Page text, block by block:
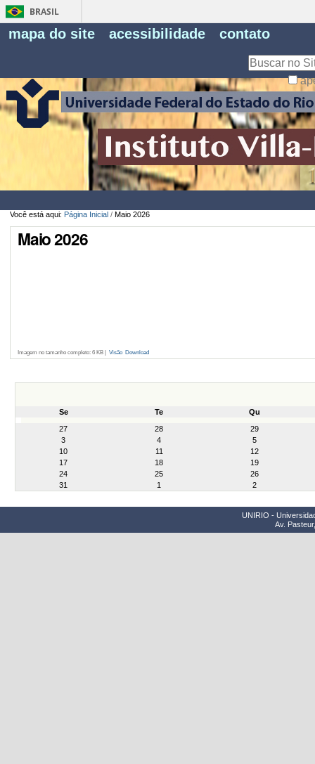
BRASIL
mapa do site acessibilidade contato
Você está aqui: Página Inicial / Maio 2026
Maio 2026
Imagem no tamanho completo: 6 KB| Visão Download
Se Te
Qu
27
28
29
3
4
5
10
11
12
17
18
19
24
25
26
31
1 2
UNIRIO -
Av.